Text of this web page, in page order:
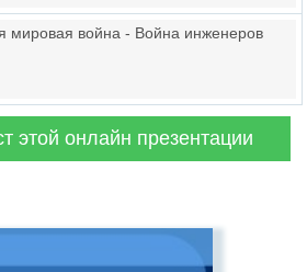
мировая война - Война инженеров
этой онлайн презентации